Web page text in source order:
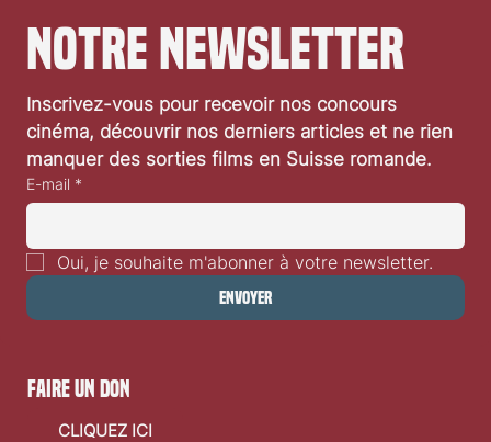
Qui est le Leader dans Captain America: Brave
New World?
notre newsletter
Inscrivez-vous pour recevoir nos concours
cinéma, découvrir nos derniers articles et ne rien
manquer des sorties films en Suisse romande.
E-mail *
Oui, je souhaite m'abonner à votre newsletter.
Envoyer
faire un don
CLIQUEZ ICI